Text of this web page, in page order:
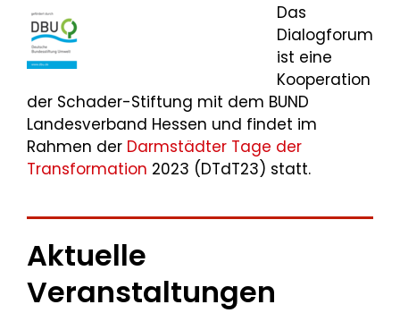
Das
Dialogforum
ist eine
Kooperation
der Schader-Stiftung mit dem BUND
Landesverband Hessen und findet im
Rahmen der Darmstädter Tage der
Transformation 2023 (DTdT23) statt.
Aktuelle
Veranstaltungen